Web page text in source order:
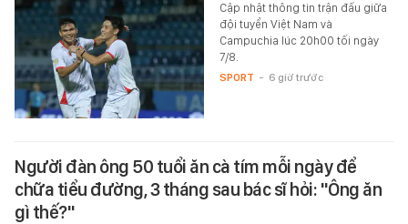
Cập nhật thông tin trận đấu giữa
đội tuyển Việt Nam và
Campuchia lúc 20h00 tối ngày
7/8.
SPORT - 6 giờ trước
Người đàn ông 50 tuổi ăn cà tím mỗi ngày để
chữa tiểu đường, 3 tháng sau bác sĩ hỏi: "Ông ăn
gì thế?"